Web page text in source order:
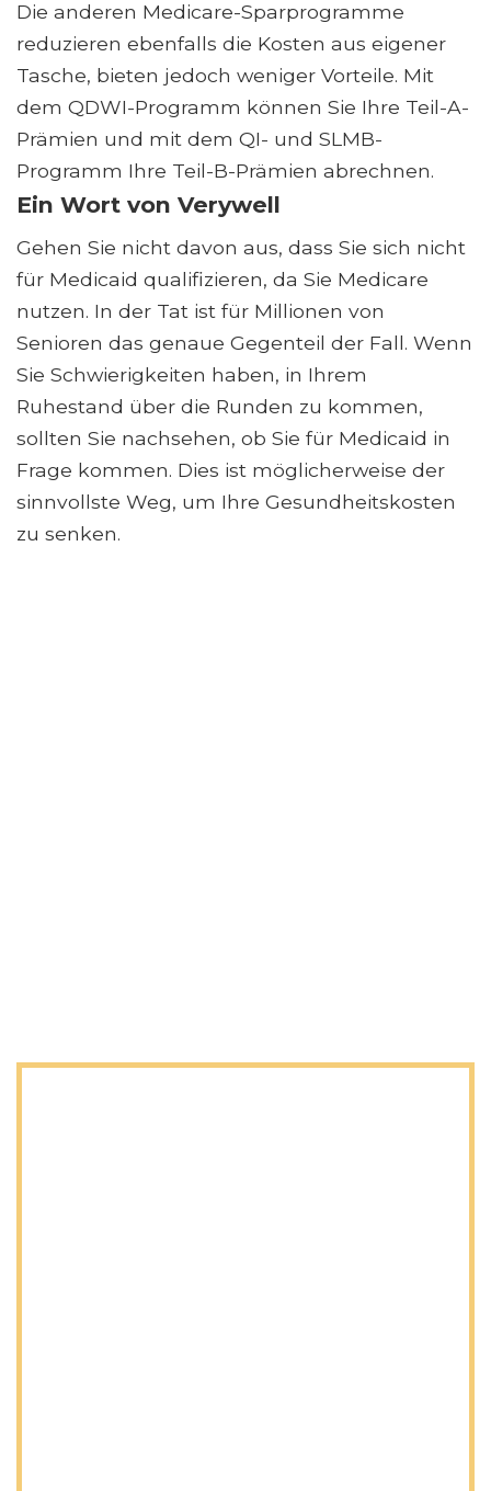
Die anderen Medicare-Sparprogramme
reduzieren ebenfalls die Kosten aus eigener
Tasche, bieten jedoch weniger Vorteile. Mit
dem QDWI-Programm können Sie Ihre Teil-A-
Prämien und mit dem QI- und SLMB-
Programm Ihre Teil-B-Prämien abrechnen.
Ein Wort von Verywell
Gehen Sie nicht davon aus, dass Sie sich nicht
für Medicaid qualifizieren, da Sie Medicare
nutzen. In der Tat ist für Millionen von
Senioren das genaue Gegenteil der Fall. Wenn
Sie Schwierigkeiten haben, in Ihrem
Ruhestand über die Runden zu kommen,
sollten Sie nachsehen, ob Sie für Medicaid in
Frage kommen. Dies ist möglicherweise der
sinnvollste Weg, um Ihre Gesundheitskosten
zu senken.